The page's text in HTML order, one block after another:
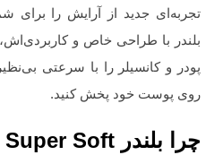
تجربه‌ای جدید از آرایش را برای
بلندر با طراحی خاص و
پودر و کانسیلر را با سرعتی
روی پوست خود پخش کنید.